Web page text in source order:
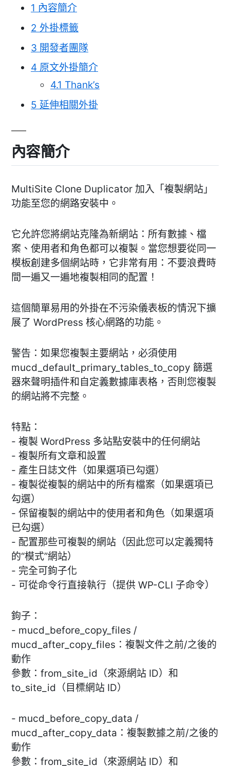
1 內容簡介
2 外掛標籤
3 開發者團隊
4 原文外掛簡介
4.1 Thank’s
5 延伸相關外掛
內容簡介
MultiSite Clone Duplicator 加入「複製網站」
功能至您的網路安裝中。
它允許您將網站克隆為新網站：所有數據、檔
案、使用者和角色都可以複製。當您想要從同一
模板創建多個網站時，它非常有用：不要浪費時
間一遍又一遍地複製相同的配置！
這個簡單易用的外掛在不污染儀表板的情況下擴
展了 WordPress 核心網路的功能。
警告：如果您複製主要網站，必須使用
mucd_default_primary_tables_to_copy 篩選
器來聲明插件和自定義數據庫表格，否則您複製
的網站將不完整。
特點：
- 複製 WordPress 多站點安裝中的任何網站
- 複製所有文章和設置
- 產生日誌文件（如果選項已勾選）
- 複製從複製的網站中的所有檔案（如果選項已
勾選）
- 保留複製的網站中的使用者和角色（如果選項
已勾選）
- 配置那些可複製的網站（因此您可以定義獨特
的“模式”網站）
- 完全可鉤子化
- 可從命令行直接執行（提供 WP-CLI 子命令）
鉤子：
- mucd_before_copy_files /
mucd_after_copy_files：複製文件之前/之後的
動作
參數：from_site_id（來源網站 ID）和
to_site_id（目標網站 ID）
- mucd_before_copy_data /
mucd_after_copy_data：複製數據之前/之後的
動作
參數：from_site_id（來源網站 ID）和